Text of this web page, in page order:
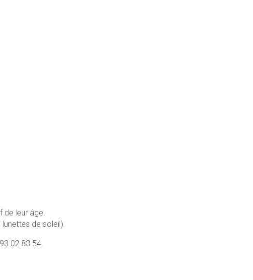
leur âge.
de soleil).
02 83 54.